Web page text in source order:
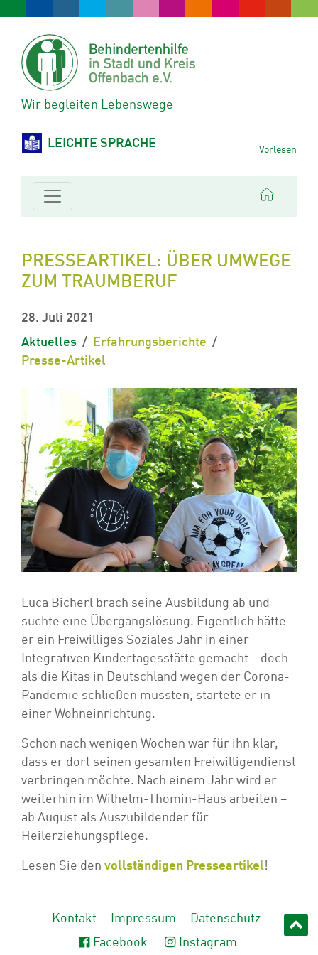
Wir begleiten Lebenswege
LEICHTE SPRACHE Vorlesen
PRESSEARTIKEL: ÜBER UMWEGE
ZUM TRAUMBERUF
28. Juli 2021
Aktuelles
Erfahrungsberichte
Presse-Artikel
Luca Bicherl brach seine Ausbildung ab und
suchte eine Übergangslösung. Eigentlich hätte
er ein Freiwilliges Soziales Jahr in einer
Integrativen Kindertagesstätte gemacht – doch
als die Kitas in Deutschland wegen der Corona-
Pandemie schließen mussten, startete er in
einer Wohneinrichtung.
Schon nach wenigen Wochen war für ihn klar,
dass er dort seinen gesamten Freiwilligendienst
verbringen möchte. Nach einem Jahr wird er
weiterhin im Wilhelm-Thomin-Haus arbeiten –
ab August als Auszubildender für
Heilerziehungspflege.
Lesen Sie den vollständigen Presseartikel!
Kontakt Impressum
Datenschutz
Facebook
Instagram